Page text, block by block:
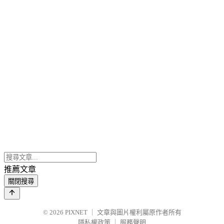
推薦文章
關閉搜尋
© 2026 PIXNET
文章與圖片權利屬原作者所有
隱私權政策
服務聲明